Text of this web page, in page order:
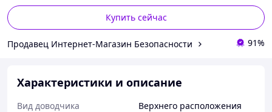
Купить сейчас
Продавец Интернет-Магазин Безопасности 91%
Характеристики и описание
Вид доводчика
Верхнего расположения